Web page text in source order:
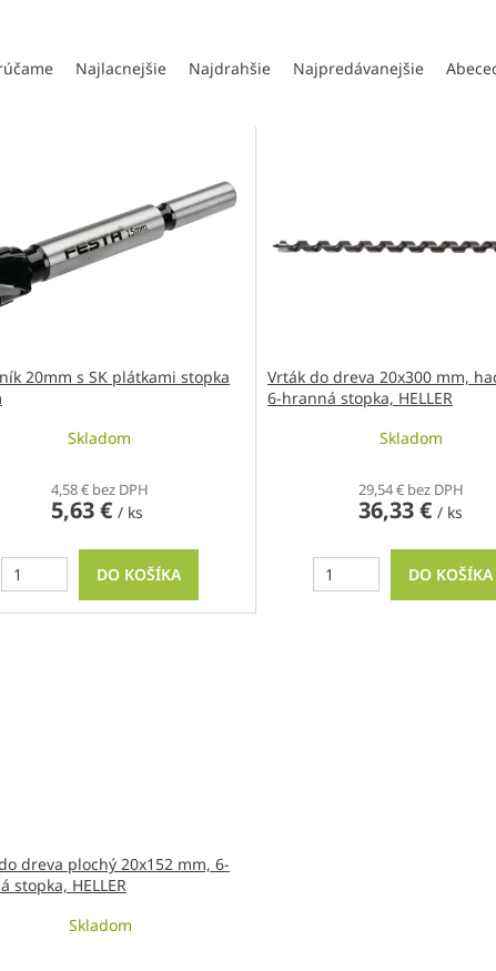
Najlacnejšie Najdrahšie Najpredávanejšie
20mm s SK plátkami stopka
Skladom
4,58 € bez DPH
5,63 € / ks
DO KOŠÍKA
Vrták do dreva 20x300 mm,
6-hranná stopka, HELLER
Skladom
29,54 € bez DPH
36,33 €/ ks
DO KOŠÍKA
dreva plochý 20x152 mm, 6-
stopka, HELLER
Skladom